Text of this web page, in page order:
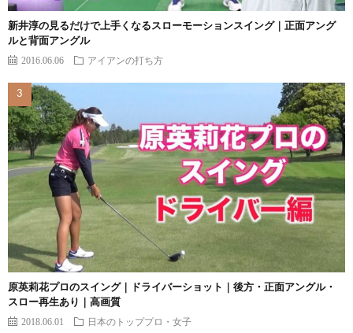
新井淳の見るだけで上手くなるスローモーションスイング｜正面アング
ルと背面アングル
2016.06.06 アイアンの打ち方
原英莉花プロのスイング｜ドライバーショット｜後方・正面アングル・
スロー再生あり｜高画質
2018.06.01 日本のトッププロ・女子